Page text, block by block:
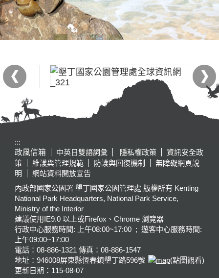
:::
政風信箱
中英日雙語詞彙 隱私權政策
資訊安全政
策
維護與管理規範 防護與回復機制
無障礙網頁說
明
網站資料開放宣告
內政部國家公園署 墾丁國家公園管理處 版權所有 Kenting
National Park Headquarters, National Park Service,
Ministry of the Interior
建議使用IE9.0 以上或Firefox、Chrome 瀏覽器
行政中心服務時間: 上午08:00~17:00 ; 遊客中心服務時間:
上午09:00~17:00
電話：08-886-1321 傳真：08-886-1547
地址：946008屏東縣恆春鎮墾丁路596號
(點圖觀看)
更新日期： 115-08-07